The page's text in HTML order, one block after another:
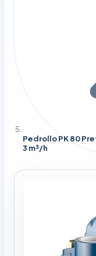
Pedrollo PK 80
3 m³/h